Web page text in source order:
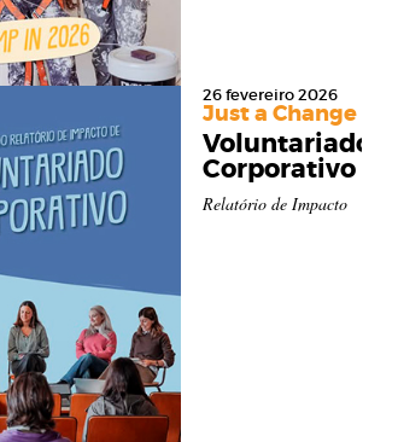
26 fevereiro 2026
Just a Change
Voluntariado
Corporativo
Relatório de Impacto